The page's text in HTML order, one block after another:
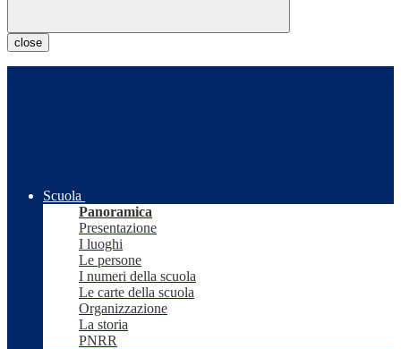
close
Scuola
Panoramica
Presentazione
I luoghi
Le persone
I numeri della scuola
Le carte della scuola
Organizzazione
La storia
PNRR